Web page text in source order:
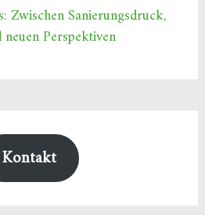
Zwischen Sanierungsdruck,
Perspektiven
Kontakt